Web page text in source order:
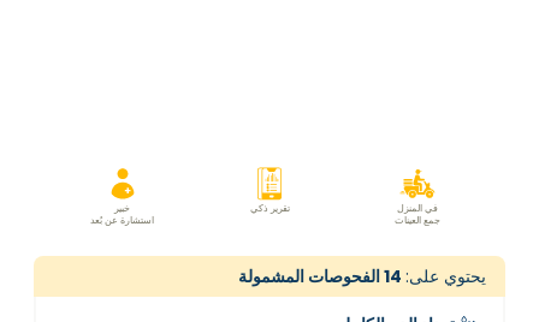
في المنزل
جمع العينات
تقرير ذكي
خبير
استشارة عن بُعد
يحتوي على: 14الفحوصات المشمولة